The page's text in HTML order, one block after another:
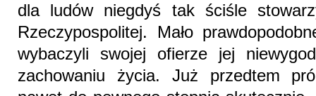
dla ludów niegdyś tak ściśle
Rzeczypospolitej. Mało
wybaczyli swojej ofierze jej
zachowaniu życia. Już przedtem